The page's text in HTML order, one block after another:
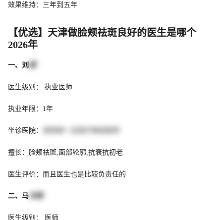
效果维持：三年到五年
【优选】天津做脸颊祛斑良好的医生是哪个
2026年
一、刘
医生级别： 执业医师
执业年限：1年
坐诊医院：
擅长：脸颊祛斑,面部轮廓,抗衰抗初老
医生评价：而且医生也是比较负责任的
二、马
医生级别： 医师